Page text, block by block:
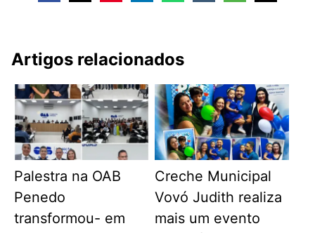
Artigos relacionados
Palestra na OAB
Penedo
transformou- em
Creche Municipal
Vovó Judith realiza
mais um evento